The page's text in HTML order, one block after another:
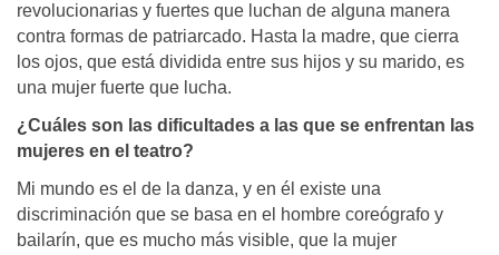
revolucionarias y fuertes que luchan de alguna manera
contra formas de patriarcado. Hasta la madre, que cierra
los ojos, que está dividida entre sus hijos y su marido, es
una mujer fuerte que lucha.
¿Cuáles son las dificultades a las que se enfrentan las
mujeres en el teatro?
Mi mundo es el de la danza, y en él existe una
discriminación que se basa en el hombre coreógrafo y
bailarín, que es mucho más visible, que la mujer